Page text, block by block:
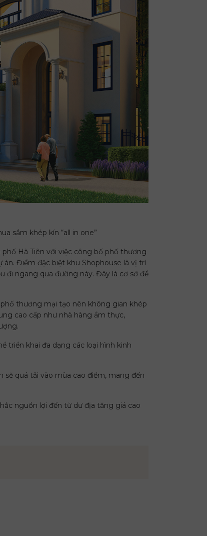
sắm khép kín “all in one”
Hà Tiên với việc công bố phố thương
Điểm đặc biệt khu Shophouse là vị trí
đi ngang qua đường này. Đây là cơ sở để
phố thương mại tạo nên không gian khép
cao cấp như nhà hàng ẩm thực,
triển khai đa dạng các loại hình kinh
sẽ quá tải vào mùa cao điểm, mang đến
nguồn lợi đến từ dư địa tăng giá cao